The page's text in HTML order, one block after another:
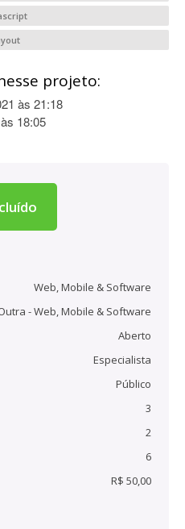
projeto:
às 21:18
18:05
Web, Mobile & Software
- Web, Mobile & Software
Aberto
Especialista
Público
3
2
6
R$ 50,00